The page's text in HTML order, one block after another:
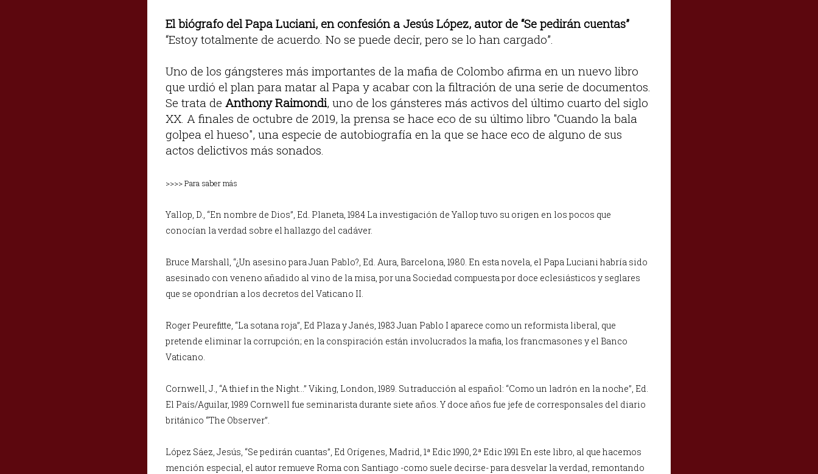
El biógrafo del Papa Luciani, en confesión a Jesús López, autor de “Se pedirán cuentas”
“Estoy totalmente de acuerdo. No se puede decir, pero se lo han cargado”.
Uno de los gángsteres más importantes de la mafia de Colombo afirma en un nuevo libro
que urdió el plan para matar al Papa y acabar con la filtración de una serie de documentos.
Se trata de Anthony Raimondi, uno de los gánsteres más activos del último cuarto del siglo
XX. A finales de octubre de 2019, la prensa se hace eco de su último libro "Cuando la bala
golpea el hueso", una especie de autobiografía en la que se hace eco de alguno de sus
actos delictivos más sonados.
>>>> Para saber más
Yallop, D., “En nombre de Dios”, Ed. Planeta, 1984 La investigación de Yallop tuvo su origen en los pocos que
conocían la verdad sobre el hallazgo del cadáver.
Bruce Marshall, “¿Un asesino para Juan Pablo?, Ed. Aura, Barcelona, 1980. En esta novela, el Papa Luciani habría sido
asesinado con veneno añadido al vino de la misa, por una Sociedad compuesta por doce eclesiásticos y seglares
que se opondrían a los decretos del Vaticano II.
Roger Peurefitte, “La sotana roja”, Ed Plaza y Janés, 1983 Juan Pablo I aparece como un reformista liberal, que
pretende eliminar la corrupción; en la conspiración están involucrados la mafia, los francmasones y el Banco
Vaticano.
Cornwell, J., “A thief in the Night...” Viking, London, 1989. Su traducción al español: “Como un ladrón en la noche”, Ed.
El País/Aguilar, 1989 Cornwell fue seminarista durante siete años. Y doce años fue jefe de corresponsales del diario
británico “The Observer”.
López Sáez, Jesús, “Se pedirán cuantas”, Ed Orígenes, Madrid, 1ª Edic 1990, 2ª Edic 1991 En este libro, al que hacemos
mención especial, el autor remueve Roma con Santiago -como suele decirse- para desvelar la verdad, remontando